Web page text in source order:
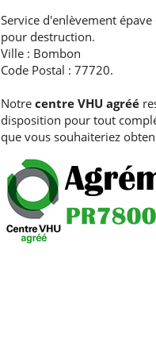
Service d'enlèvement
pour destruction.
Ville : Bombon
Code Postal : 77720.
Notre centre VHU agréé
disposition pour tout
que vous souhaiteriez